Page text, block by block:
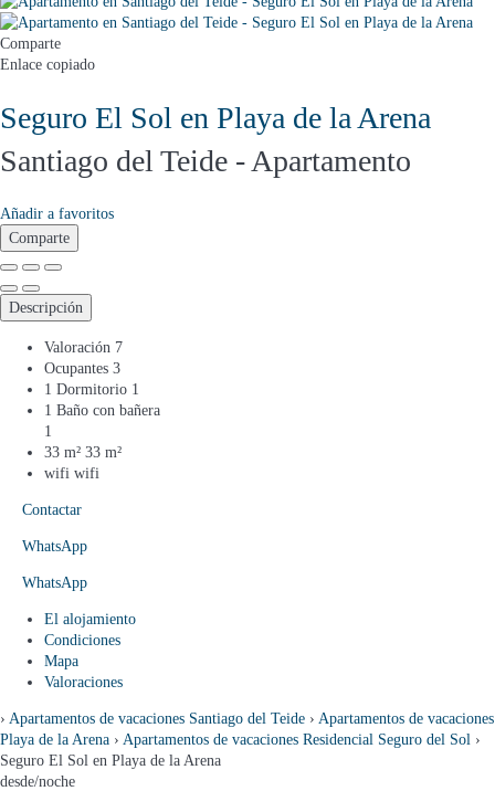
Comparte
Enlace copiado
Seguro El Sol en Playa de la Arena
Santiago del Teide - Apartamento
Añadir a favoritos
Comparte
Descripción
Valoración 7
Ocupantes 3
1 Dormitorio 1
1 Baño con bañera
1
33 m² 33 m²
wifi wifi
Contactar
WhatsApp
WhatsApp
El alojamiento
Condiciones
Mapa
Valoraciones
› Apartamentos de vacaciones Santiago del Teide › Apartamentos de vacaciones
Playa de la Arena › Apartamentos de vacaciones Residencial Seguro del Sol ›
Seguro El Sol en Playa de la Arena
desde/noche